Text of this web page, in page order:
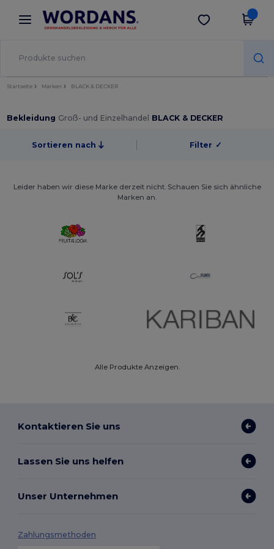
× Wordans App
Bessere Preise in der App!
App holen
Startseite Marken BLACK & DECKER
Bekleidung Groß- und Einzelhandel BLACK & DECKER
Sortieren nach Filter ✓
Leider haben wir diese Marke derzeit nicht. Schauen Sie sich ähnliche
Marken an.
Alle Produkte Anzeigen.
Kontaktieren Sie uns
Lassen Sie uns helfen
Unser Unternehmen
Zahlungsmethoden